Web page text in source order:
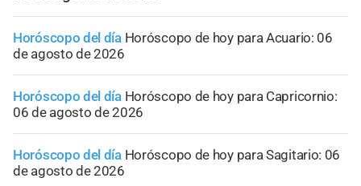
Horóscopo del día Horóscopo de hoy para Acuario: 06
de agosto de 2026
Horóscopo del día Horóscopo de hoy para Capricornio:
06 de agosto de 2026
Horóscopo del día Horóscopo de hoy para Sagitario: 06
de agosto de 2026